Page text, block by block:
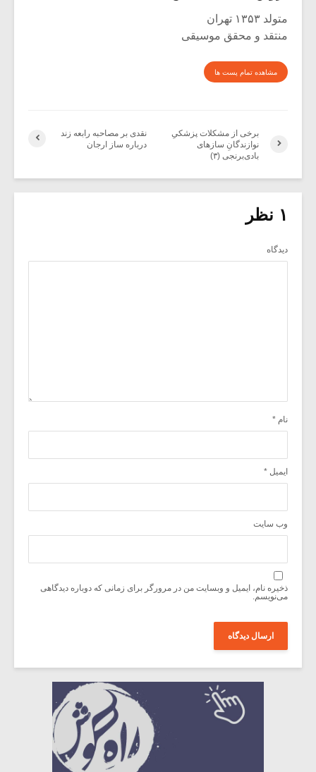
متولد ۱۳۵۳ تهران
منتقد و محقق موسیقی
مشاهده تمام پست ها
نقدی بر مصاحبه رابعه زند
درباره ساز ارجان
برخی از مشکلات پزشکیِ
نوازندگانِ سازهای
بادی‌برنجی (۳)
۱ نظر
دیدگاه
نام *
ایمیل *
وب‌ سایت
ذخیره نام، ایمیل و وبسایت من در مرورگر برای زمانی که دوباره دیدگاهی
می‌نویسم.